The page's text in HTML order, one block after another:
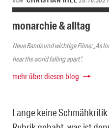
monarchie & alltag
Neue Bands und wichtige Filme: „As
hear the world falling apart“.
mehr über diesen blog
Lange keine